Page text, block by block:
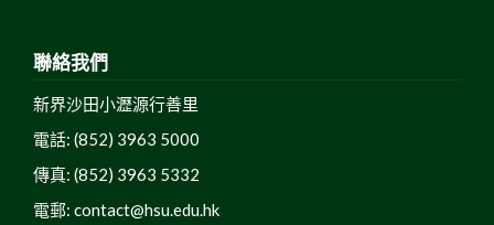
聯絡我們
新界沙田小瀝源行善里
電話: (852) 3963 5000
傳真: (852) 3963 5332
電郵: contact@hsu.edu.hk